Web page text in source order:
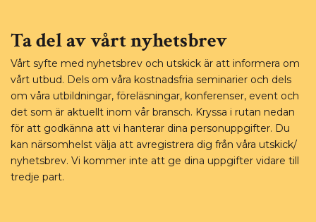
Ta del av vårt nyhetsbrev
Vårt syfte med nyhetsbrev och utskick är att informera om
vårt utbud. Dels om våra kostnadsfria seminarier och dels
om våra utbildningar, föreläsningar, konferenser, event och
det som är aktuellt inom vår bransch. Kryssa i rutan nedan
för att godkänna att vi hanterar dina personuppgifter. Du
kan närsomhelst välja att avregistrera dig från våra utskick/
nyhetsbrev. Vi kommer inte att ge dina uppgifter vidare till
tredje part.